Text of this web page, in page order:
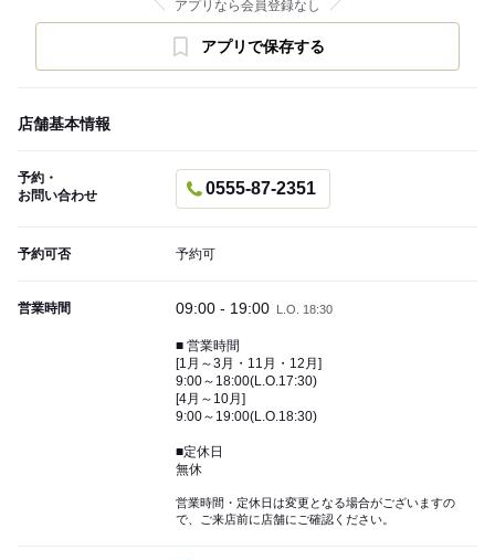
アプリなら会員登録なし
アプリで保存する
店舗基本情報
予約・
お問い合わせ
0555-87-2351
予約可否 予約可
営業時間 09:00 - 19:00 L.O. 18:30
■ 営業時間
[1月～3月・11月・12月]
9:00～18:00(L.O.17:30)
[4月～10月]
9:00～19:00(L.O.18:30)
■定休日
無休
営業時間・定休日は変更となる場合がございますの
で、ご来店前に店舗にご確認ください。